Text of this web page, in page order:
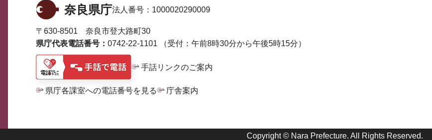
奈良県庁法人番号： 1000020290009
〒630-8501 奈良市登大路町30
県庁代表電話番号： 0742-22-1101 （受付：午前8時30分から午後5時15分）
手話リンクのご案内
県庁各課室への電話番号を見る 庁舎案内
Copyright © Nara Prefecture. All Rights Reserved.